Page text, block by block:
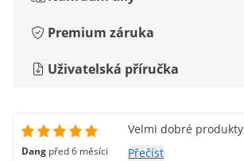
Premium záruka
Uživatelská příručka
Dang před 6 měsíci
Velmi dobré produkty
Přečíst